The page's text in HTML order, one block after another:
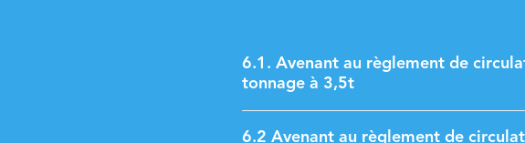
6.1. Avenant au règlement de
tonnage à 3,5t
6.2 Avenant au règlement de